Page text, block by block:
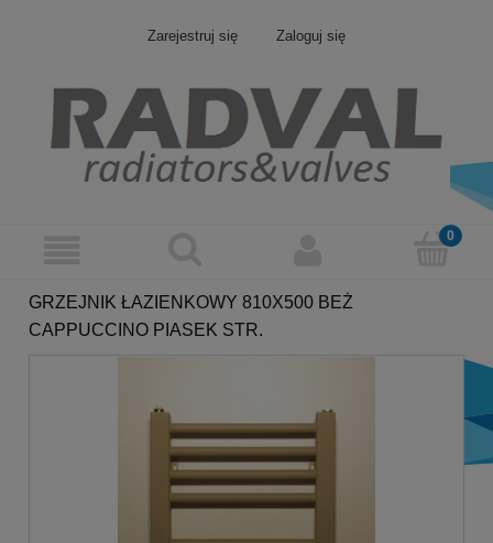
Zarejestruj się Zaloguj się
GRZEJNIK ŁAZIENKOWY 810X500 BEŻ
CAPPUCCINO PIASEK STR.